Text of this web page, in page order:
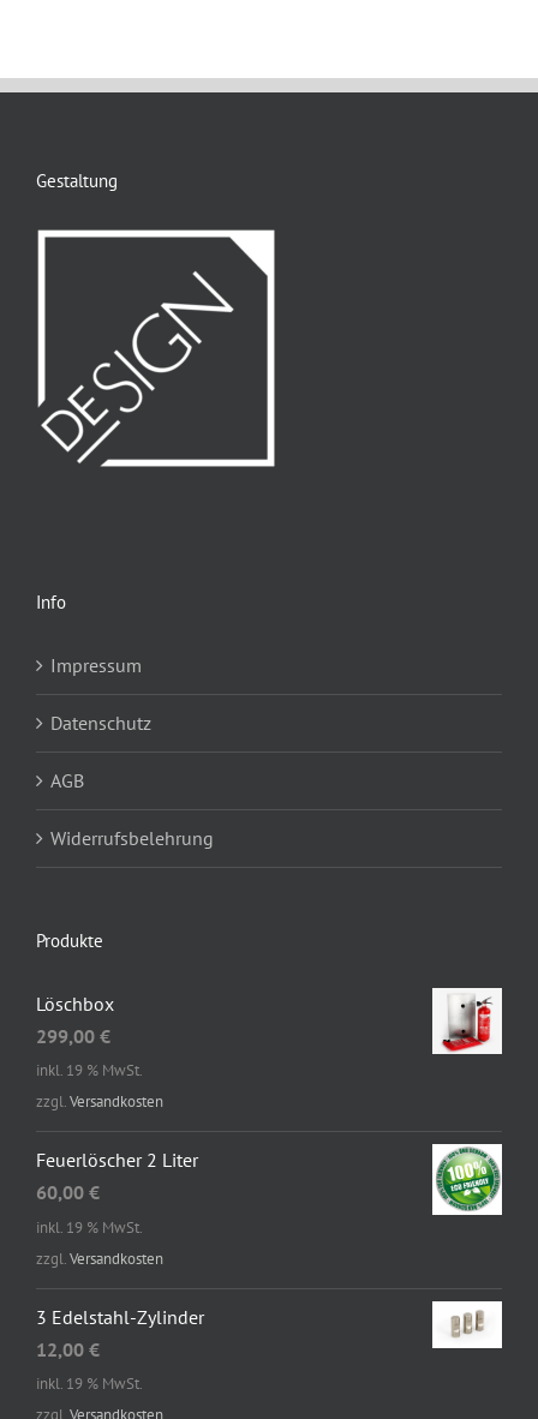
Gestaltung
Info
Impressum
Datenschutz
AGB
Widerrufsbelehrung
Produkte
Löschbox
299,00 €
inkl. 19 % MwSt.
zzgl.Versandkosten
Feuerlöscher 2 Liter
60,00 €
inkl. 19 % MwSt.
zzgl.Versandkosten
3 Edelstahl-Zylinder
12,00 €
inkl. 19 % MwSt.